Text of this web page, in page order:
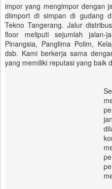
impor yang mengimpor dengan
diimport di simpan di gudang
Tekno Tangerang. Jalur
floor meliputi sejumlah jalan-
Pinangsia, Panglima Polim,
dsb. Kami berkerja sama
yang memiliki reputasi yang baik